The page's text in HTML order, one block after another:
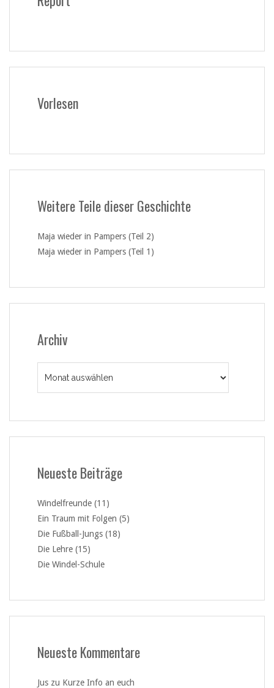
Vorlesen
Weitere Teile dieser Geschichte
Maja wieder in Pampers (Teil 2)
Maja wieder in Pampers (Teil 1)
Archiv
Neueste Beiträge
Windelfreunde (11)
Ein Traum mit Folgen (5)
Die Fußball-Jungs (18)
Die Lehre (15)
Die Windel-Schule
Neueste Kommentare
Jus zu Kurze Info an euch